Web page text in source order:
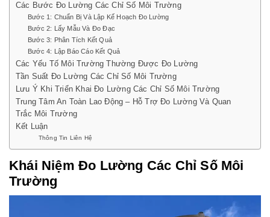
Các Bước Đo Lường Các Chỉ Số Môi Trường
Bước 1: Chuẩn Bị Và Lập Kế Hoạch Đo Lường
Bước 2: Lấy Mẫu Và Đo Đạc
Bước 3: Phân Tích Kết Quả
Bước 4: Lập Báo Cáo Kết Quả
Các Yếu Tố Môi Trường Thường Được Đo Lường
Tần Suất Đo Lường Các Chỉ Số Môi Trường
Lưu Ý Khi Triển Khai Đo Lường Các Chỉ Số Môi Trường
Trung Tâm An Toàn Lao Động – Hỗ Trợ Đo Lường Và Quan
Trắc Môi Trường
Kết Luận
Thông Tin Liên Hệ
Khái Niệm Đo Lường Các Chỉ Số Môi
Trường